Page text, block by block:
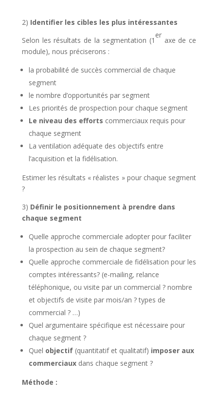
2) Identifier les cibles les plus intéressantes
Selon les résultats de la segmentation (1
er
axe de ce
module), nous préciserons :
la probabilité de succès commercial de chaque
segment
le nombre d’opportunités par segment
Les priorités de prospection pour chaque segment
Le niveau des efforts commerciaux requis pour
chaque segment
La ventilation adéquate des objectifs entre
l’acquisition et la fidélisation.
Estimer les résultats « réalistes » pour chaque segment
?
3) Définir le positionnement à prendre dans
chaque segment
Quelle approche commerciale adopter pour faciliter
la prospection au sein de chaque segment?
Quelle approche commerciale de fidélisation pour les
comptes intéressants? (e-mailing, relance
téléphonique, ou visite par un commercial ? nombre
et objectifs de visite par mois/an ? types de
commercial ? …)
Quel argumentaire spécifique est nécessaire pour
chaque segment ?
Quel objectif(quantitatif et qualitatif) imposer aux
commerciauxdans chaque segment ?
Méthode :